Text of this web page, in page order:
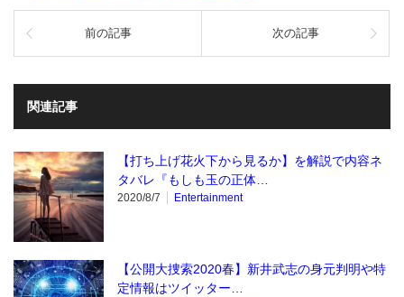
前の記事 次の記事
関連記事
【打ち上げ花火下から見るか】を解説で内容ネ
タバレ『もしも玉の正体…
2020/8/7 Entertainment
【公開大捜索2020春】新井武志の身元判明や特
定情報はツイッター…